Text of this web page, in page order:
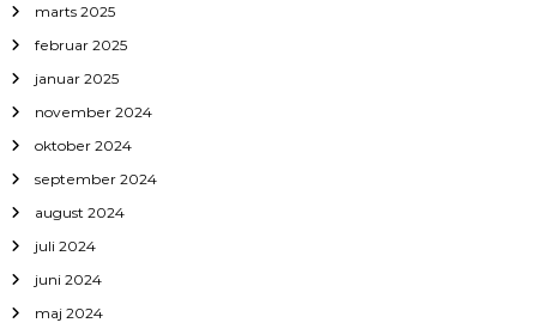
marts 2025
februar 2025
januar 2025
november 2024
oktober 2024
september 2024
august 2024
juli 2024
juni 2024
maj 2024